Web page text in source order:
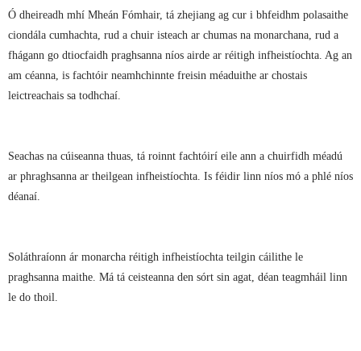
Ó dheireadh mhí Mheán Fómhair, tá zhejiang ag cur i bhfeidhm polasaithe
ciondála cumhachta, rud a chuir isteach ar chumas na monarchana, rud a
fhágann go dtiocfaidh praghsanna níos airde ar réitigh infheistíochta. Ag an
am céanna, is fachtóir neamhchinnte freisin méaduithe ar chostais
leictreachais sa todhchaí.
Seachas na cúiseanna thuas, tá roinnt fachtóirí eile ann a chuirfidh méadú
ar phraghsanna ar theilgean infheistíochta. Is féidir linn níos mó a phlé níos
déanaí.
Soláthraíonn ár monarcha réitigh infheistíochta teilgin cáilithe le
praghsanna maithe. Má tá ceisteanna den sórt sin agat, déan teagmháil linn
le do thoil.